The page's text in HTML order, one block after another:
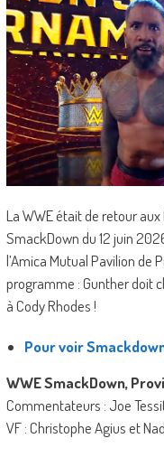
La WWE était de retour
SmackDown du 12 juin
l’Amica Mutual Pavilion de
programme : Gunther doit
à Cody Rhodes !
Pour voir
WWE SmackDown,
Commentateurs : Joe
VF : Christophe Agius et